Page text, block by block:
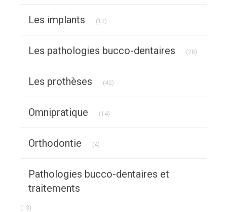
Les implants (13)
Les pathologies bucco-dentaires (28)
Les prothèses (42)
Omnipratique (14)
Orthodontie (4)
Pathologies bucco-dentaires et
traitements
(13)